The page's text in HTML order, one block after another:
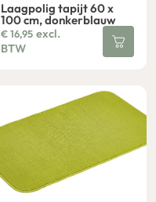
Laagpolig tapijt 60 x
100 cm, donkerblauw
€16,95 excl.
BTW